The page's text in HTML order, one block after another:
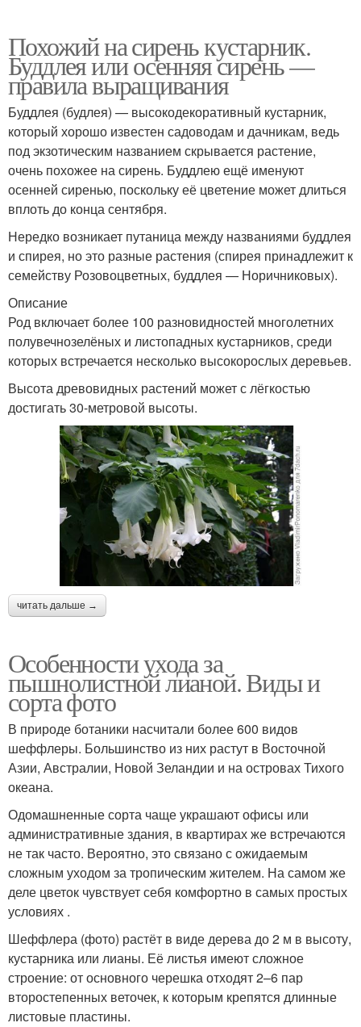
Похожий на сирень кустарник.
Буддлея или осенняя сирень —
правила выращивания
Буддлея (будлея) — высокодекоративный кустарник,
который хорошо известен садоводам и дачникам, ведь
под экзотическим названием скрывается растение,
очень похожее на сирень. Буддлею ещё именуют
осенней сиренью, поскольку её цветение может длиться
вплоть до конца сентября.
Нередко возникает путаница между названиями буддлея
и спирея, но это разные растения (спирея принадлежит к
семейству Розовоцветных, буддлея — Норичниковых).
Описание
Род включает более 100 разновидностей многолетних
полувечнозелёных и листопадных кустарников, среди
которых встречается несколько высокорослых деревьев.
Высота древовидных растений может с лёгкостью
достигать 30-метровой высоты.
читать дальше →
Особенности ухода за
пышнолистной лианой. Виды и
сорта фото
В природе ботаники насчитали более 600 видов
шеффлеры. Большинство из них растут в Восточной
Азии, Австралии, Новой Зеландии и на островах Тихого
океана.
Одомашненные сорта чаще украшают офисы или
административные здания, в квартирах же встречаются
не так часто. Вероятно, это связано с ожидаемым
сложным уходом за тропическим жителем. На самом же
деле цветок чувствует себя комфортно в самых простых
условиях .
Шеффлера (фото) растёт в виде дерева до 2 м в высоту,
кустарника или лианы. Её листья имеют сложное
строение: от основного черешка отходят 2–6 пар
второстепенных веточек, к которым крепятся длинные
листовые пластины.